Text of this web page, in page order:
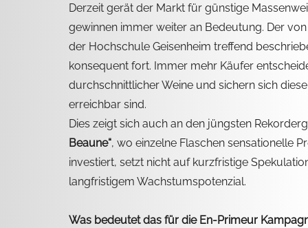
Derzeit gerät der Markt für günstige
gewinnen immer weiter an Bedeutung. Der
der Hochschule Geisenheim treffend
konsequent fort. Immer mehr Käufer
durchschnittlicher Weine und sichern sich
erreichbar sind.
Dies zeigt sich auch an den jüngsten
Beaune“, wo einzelne Flaschen sensationelle
investiert, setzt nicht auf kurzfristige
langfristigem Wachstumspotenzial.
Was bedeutet das für die En-Primeur